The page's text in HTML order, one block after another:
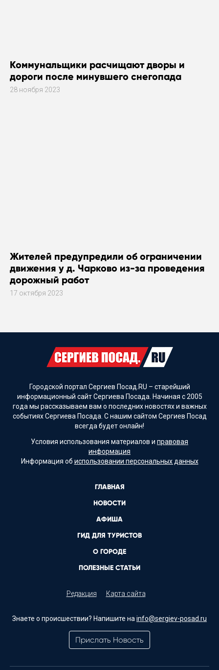
Коммунальщики расчищают дворы и
дороги после минувшего снегопада
28 ноября 2023
Жителей предупредили об ограничении
движения у д. Чарково из-за проведения
дорожный работ
17 октября 2023
Городской портал Сергиев Посад.RU – старейший
информационный сайт Сергиева Посада. Начиная с 2005
года мы рассказываем вам о последних новостях и важных
событиях Сергиева Посада. С нашим сайтом Сергиев Посад
всегда будет онлайн!
Условия использования материалов и правовая
информация
Информация об использовании персональных данных
ГЛАВНАЯ
НОВОСТИ
АФИША
ГИД ДЛЯ ТУРИСТОВ
О ГОРОДЕ
ПОЛЕЗНЫЕ СТАТЬИ
Редакция Карта сайта
Знаете о происшествии? Напишите на info@sergiev-posad.ru
Прислать Новость